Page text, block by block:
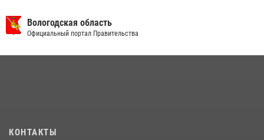
задержали сотрудники вневедомственной охраны Росгвардии за
минувшую неделю
Вологодской области за минувшую неделю
Вологодская область
Официальный портал Правительства
КОНТАКТЫ